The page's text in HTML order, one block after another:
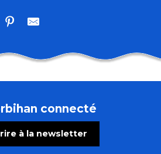
pluneretains
soirée SBK (Salsa Batchata
connecté
à la newsletter